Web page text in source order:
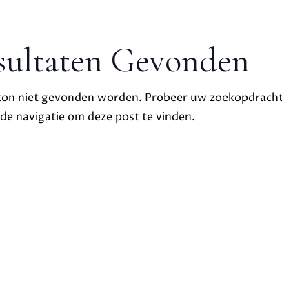
Gevonden
niet gevonden worden. Probeer uw
navigatie om deze post te vinden.